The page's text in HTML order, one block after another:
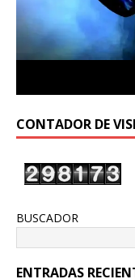
CONTADOR DE
BUSCADOR
ENTRADAS